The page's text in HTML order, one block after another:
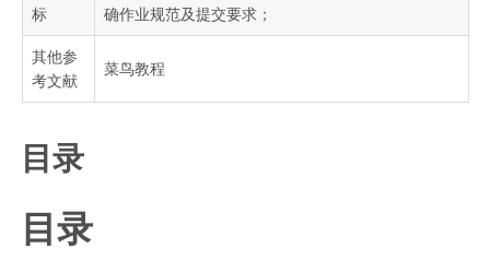
标
确作业规范及提交要求；
其他参
考文献
菜鸟教程
目录
目录